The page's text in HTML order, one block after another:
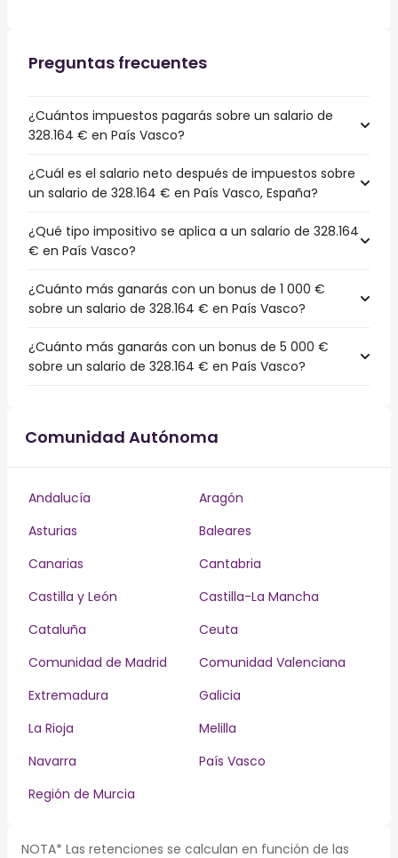
Preguntas frecuentes
¿Cuántos impuestos pagarás sobre un salario de
328.164 € en País Vasco?
¿Cuál es el salario neto después de impuestos sobre
un salario de 328.164 € en País Vasco, España?
¿Qué tipo impositivo se aplica a un salario de 328.164
€ en País Vasco?
¿Cuánto más ganarás con un bonus de 1 000 €
sobre un salario de 328.164 € en País Vasco?
¿Cuánto más ganarás con un bonus de 5 000 €
sobre un salario de 328.164 € en País Vasco?
Comunidad Autónoma
Andalucía
Aragón
Asturias
Baleares
Canarias
Cantabria
Castilla y León
Castilla-La Mancha
Cataluña
Ceuta
Comunidad de Madrid
Comunidad Valenciana
Extremadura
Galicia
La Rioja
Melilla
Navarra
País Vasco
Región de Murcia
NOTA* Las retenciones se calculan en función de las